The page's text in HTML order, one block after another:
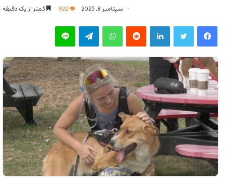
سپتامبر 8, 2025 کمتر از یک دقیقه
فیس بوک توییتر لینکدین‫رددیت واتس آپ تلگرام لاین